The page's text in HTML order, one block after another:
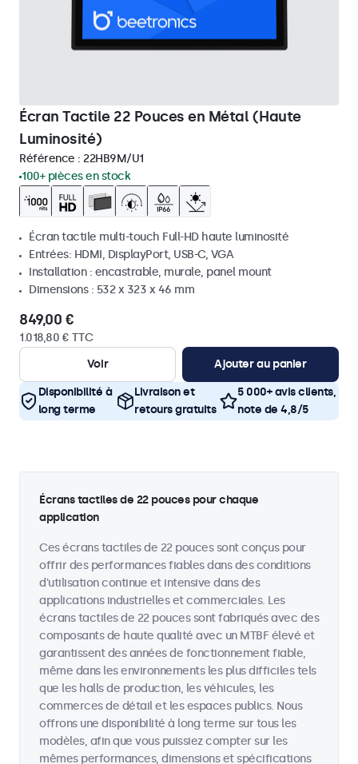
Écran Tactile 22 Pouces en Métal (Haute
Luminosité)
Référence : 22HB9M/U1
100+ pièces en stock
Écran tactile multi-touch Full-HD haute luminosité
Entrées: HDMI, DisplayPort, USB-C, VGA
Installation : encastrable, murale, panel mount
Dimensions : 532 x 323 x 46 mm
849,00 €
1.018,80 € TTC
Voir
Ajouter au panier
Disponibilité à
long terme
Livraison et
retours gratuits
5 000+ avis clients,
note de 4,8/5
Écrans tactiles de 22 pouces pour chaque
application
Ces écrans tactiles de 22 pouces sont conçus pour
offrir des performances fiables dans des conditions
d'utilisation continue et intensive dans des
applications industrielles et commerciales. Les
écrans tactiles de 22 pouces sont fabriqués avec des
composants de haute qualité avec un MTBF élevé et
garantissent des années de fonctionnement fiable,
même dans les environnements les plus difficiles tels
que les halls de production, les véhicules, les
commerces de détail et les espaces publics. Nous
offrons une disponibilité à long terme sur tous les
modèles, afin que vous puissiez compter sur les
mêmes performances, dimensions et spécifications